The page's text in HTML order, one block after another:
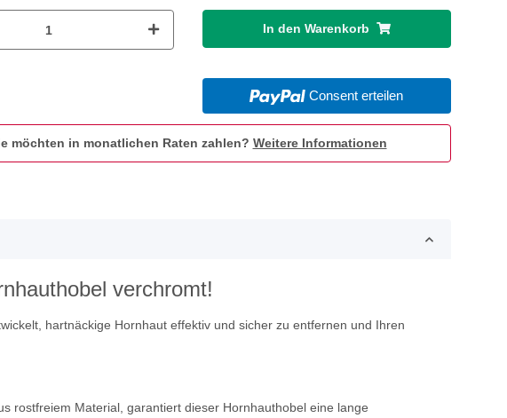
In den Warenkorb
Consent erteilen
möchten in monatlichen Raten zahlen? Weitere Informationen
verchromt!
hartnäckige Hornhaut effektiv und sicher zu entfernen und Ihren
rostfreiem Material, garantiert dieser Hornhauthobel eine lange